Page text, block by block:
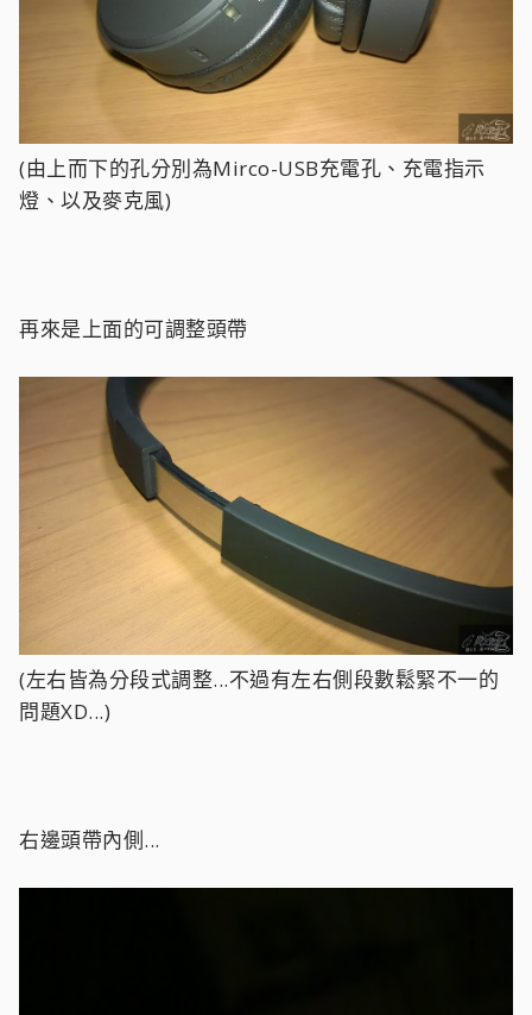
(由上而下的孔分別為Mirco-USB充電孔、充電指示
燈、以及麥克風)
再來是上面的可調整頭帶
(左右皆為分段式調整...不過有左右側段數鬆緊不一的
問題XD...)
右邊頭帶內側...